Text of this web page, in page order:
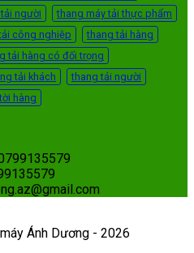
người
thang máy tải thực phẩm
công nghiệp
thang tải hàng
tải hàng có đối trọng
tải khách
thang tải người
hàng
Ánh Dương - 2026